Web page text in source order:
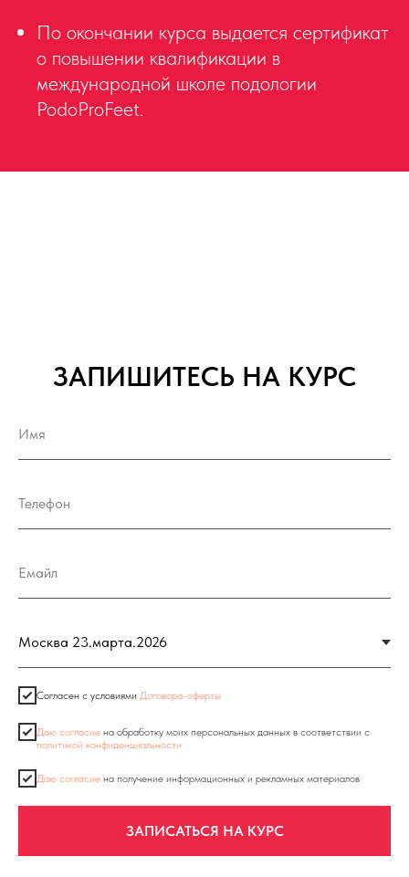
По окончании курса выдается сертификат
о повышении квалификации в
международной школе подологии
PodoProFeet.
ЗАПИШИТЕСЬ НА КУРС
Согласен с условиями Договора-оферты
Даю согласие на обработку моих персональных данных в соответствии с
политикой конфиденциальности
Даю согласие на получение информационных и рекламных материалов
ЗАПИСАТЬСЯ НА КУРС